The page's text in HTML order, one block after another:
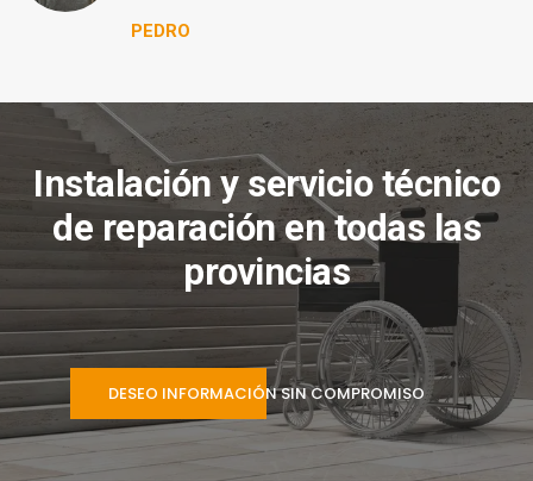
PEDRO
Instalación y servicio técnico
de reparación en todas las
provincias
DESEO INFORMACIÓN SIN COMPROMISO